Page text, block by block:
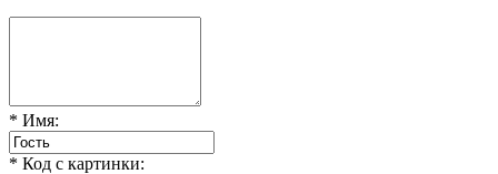
* Имя:
* Код с картинки: